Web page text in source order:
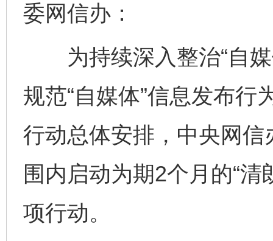
委网信办：
为持续深入整治“自媒
规范“自媒体”信息发布行
行动总体安排，中央网
围内启动为期2个月的“清
项行动。